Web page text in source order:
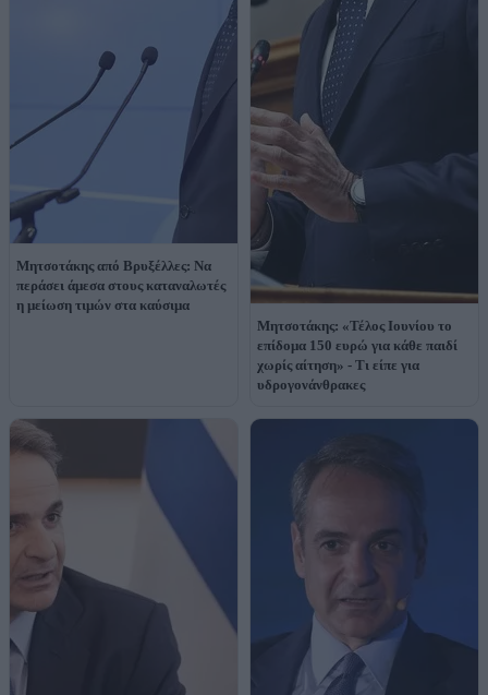
Μητσοτάκης από Βρυξέλλες: Να
περάσει άμεσα στους καταναλωτές
η μείωση τιμών στα καύσιμα
Μητσοτάκης: «Τέλος Ιουνίου το
επίδομα 150 ευρώ για κάθε παιδί
χωρίς αίτηση» - Τι είπε για
υδρογονάνθρακες